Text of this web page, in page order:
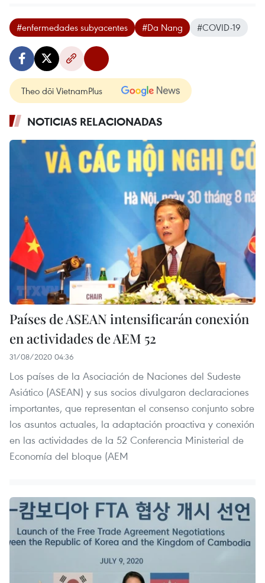
#enfermedades subyacentes #Da Nang #COVID-19
Theo dõi VietnamPlus
NOTICIAS RELACIONADAS
Países de ASEAN intensificarán conexión
en actividades de AEM 52
31/08/2020 04:36
Los países de la Asociación de Naciones del Sudeste
Asiático (ASEAN) y sus socios divulgaron declaraciones
importantes, que representan el consenso conjunto sobre
los asuntos actuales, la adaptación proactiva y conexión
en las actividades de la 52 Conferencia Ministerial de
Economía del bloque (AEM